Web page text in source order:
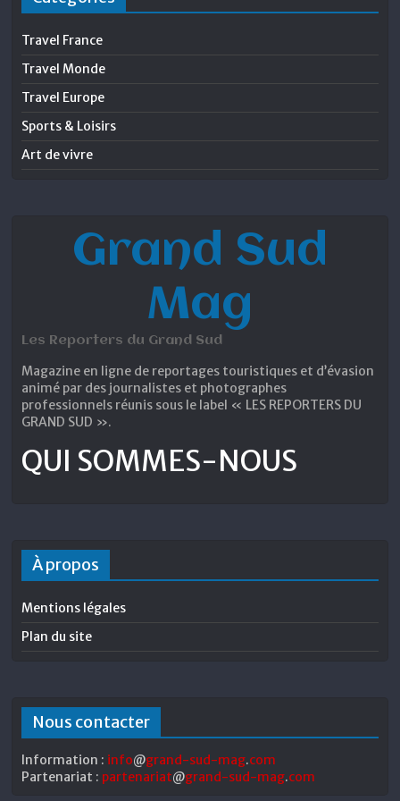
Travel France
Travel Monde
Travel Europe
Sports & Loisirs
Art de vivre
Grand Sud
Mag
Les Reporters du Grand Sud
Magazine en ligne de reportages touristiques et d’évasion
animé par des journalistes et photographes
professionnels réunis sous le label « LES REPORTERS DU
GRAND SUD ».
QUI SOMMES-NOUS
À propos
Mentions légales
Plan du site
Nous contacter
Information : info@grand-sud-mag.com
Partenariat : partenariat@grand-sud-mag.com